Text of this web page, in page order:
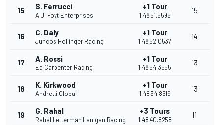
15 S. Ferrucci
A.J. Foyt Enterprises
+1 Tour
1:48'51.5595
15
16 C. Daly
Juncos Hollinger Racing
+1 Tour
1:48'52.0537
14
17 A. Rossi
Ed Carpenter Racing
+1 Tour
1:48'54.3555
13
18 K. Kirkwood
Andretti Global
+1 Tour
1:48'54.8519
13
19 G. Rahal
Rahal Letterman Lanigan Racing
+3 Tours
1:48'40.8258
11